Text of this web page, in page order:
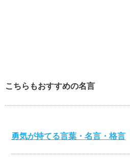
こちらもおすすめの名言
勇気が持てる言葉・名言・格言